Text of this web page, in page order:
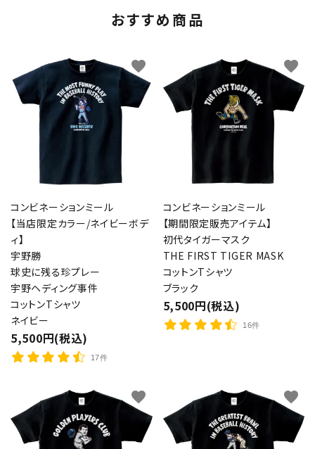
おすすめ商品
コンビネーションミール
【当店限定カラー/ネイビーボデ
ィ】
宇野勝
球史に残る珍プレー
宇野ヘディング事件
コットンTシャツ
ネイビー
5,500円(税込)
17件
favorite
コンビネーションミール
【期間限定販売アイテム】
初代タイガーマスク
THE FIRST TIGER MASK
コットンTシャツ
ブラック
5,500円(税込)
16件
favorite
favorite favorite